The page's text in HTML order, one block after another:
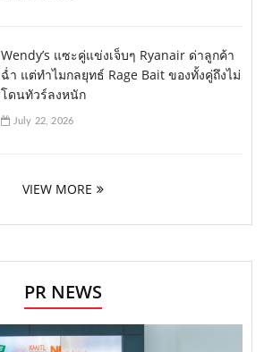
Wendy’s แซะคู่แข่งเจ็บๆ Ryanair ด่าลูกค้า
ฉ่ำ แต่ทำไมกลยุทธ์ Rage Bait ของทั้งคู่ถึงไม่
โดนทัวร์ลงหนัก
July 22, 2026
VIEW MORE
PR NEWS